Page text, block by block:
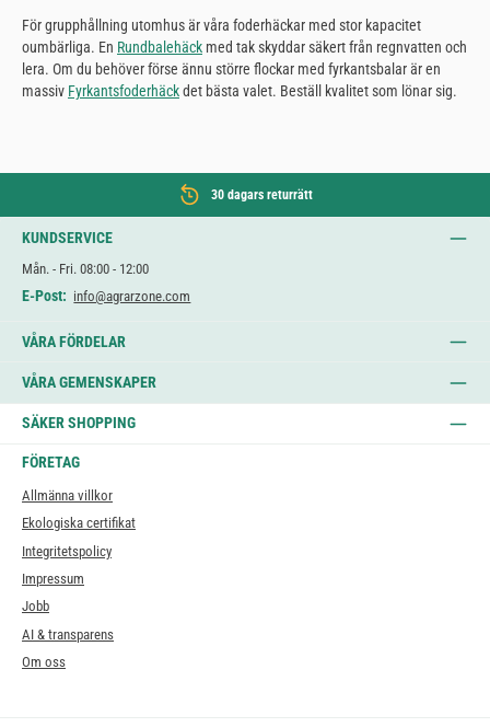
För grupphållning utomhus är våra foderhäckar med stor kapacitet
oumbärliga. En Rundbalehäck med tak skyddar säkert från regnvatten och
lera. Om du behöver förse ännu större flockar med fyrkantsbalar är en
massiv Fyrkantsfoderhäckdet bästa valet. Beställ kvalitet som lönar sig.
30 dagars returrätt
KUNDSERVICE
Mån. - Fri. 08:00 - 12:00
E-Post: info@agrarzone.com
VÅRA FÖRDELAR
VÅRA GEMENSKAPER
SÄKER SHOPPING
FÖRETAG
Allmänna villkor
Ekologiska certifikat
Integritetspolicy
Impressum
Jobb
AI & transparens
Om oss